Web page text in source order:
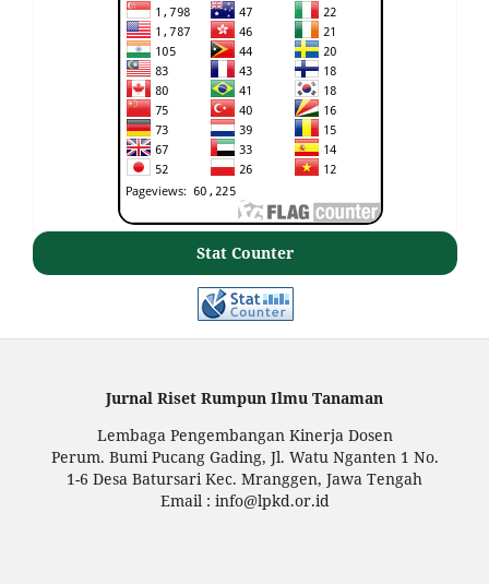
Stat Counter
Jurnal Riset Rumpun Ilmu Tanaman
Lembaga Pengembangan Kinerja Dosen
Perum. Bumi Pucang Gading, Jl. Watu Nganten 1 No.
1-6 Desa Batursari Kec. Mranggen, Jawa Tengah
Email : info@lpkd.or.id